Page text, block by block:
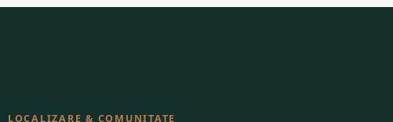
LOCALIZARE & COMUNITATE